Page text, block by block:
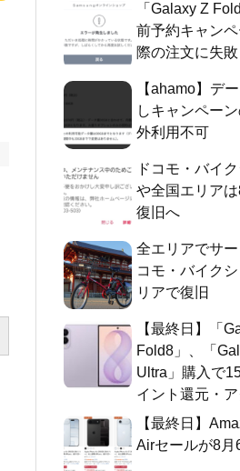
「Galaxy Z
前予約キャン
際の注文に失敗
【ahamo】デ
しキャンペー
外利用不可
ドコモ・バイ
や全国エリア
復旧へ
全エリアでサ
コモ・バイク
リアで復旧
【最終日】「
Fold8」、「
Ultra」購入で
イント還元・ア
【最終日】
Airセールが8月